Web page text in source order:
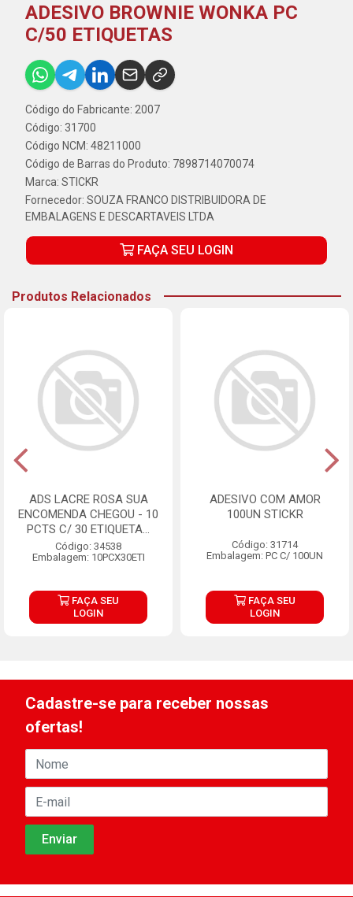
ADESIVO BROWNIE WONKA PC
C/50 ETIQUETAS
Código do Fabricante: 2007
Código: 31700
Código NCM: 48211000
Código de Barras do Produto: 7898714070074
Marca: STICKR
Fornecedor: SOUZA FRANCO DISTRIBUIDORA DE
EMBALAGENS E DESCARTAVEIS LTDA
FAÇA SEU LOGIN
Produtos Relacionados
ADS LACRE ROSA SUA
ENCOMENDA CHEGOU - 10
PCTS C/ 30 ETIQUETA...
Código: 34538
Embalagem: 10PCX30ETI
FAÇA SEU
LOGIN
ADESIVO COM AMOR
100UN STICKR
Código: 31714
Embalagem: PC C/ 100UN
FAÇA SEU
LOGIN
Cadastre-se para receber nossas
ofertas!